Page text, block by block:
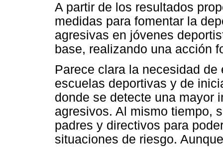
A partir de los resultados
medidas para fomentar la
agresivas en jóvenes
base, realizando una acción
Parece clara la necesidad
escuelas deportivas y de
donde se detecte una mayor
agresivos. Al mismo tiempo,
padres y directivos para
situaciones de riesgo.